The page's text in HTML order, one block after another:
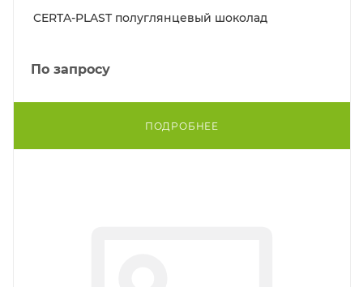
CERTA-PLAST полуглянцевый шоколад
По запросу
ПОДРОБНЕЕ